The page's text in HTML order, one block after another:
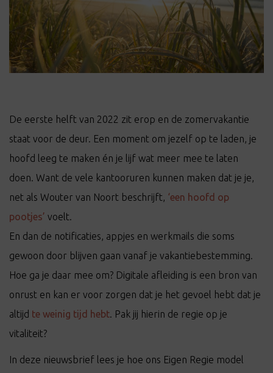
De eerste helft van 2022 zit erop en de zomervakantie
staat voor de deur. Een moment om jezelf op te laden, je
hoofd leeg te maken én je lijf wat meer mee te laten
doen. Want de vele kantooruren kunnen maken dat je je,
net als Wouter van Noort beschrijft, ‘een hoofd op
pootjes’ voelt.
En dan de notificaties, appjes en werkmails die soms
gewoon door blijven gaan vanaf je vakantiebestemming.
Hoe ga je daar mee om? Digitale afleiding is een bron van
onrust en kan er voor zorgen dat je het gevoel hebt dat je
altijd te weinig tijd hebt. Pak jij hierin de regie op je
vitaliteit?
In deze nieuwsbrief lees je hoe ons Eigen Regie model